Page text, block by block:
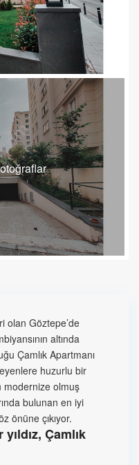
olan Göztepe’de
altında
Çamlık Apartmanı
huzurlu bir
modernize olmuş
bulunan en iyi
önüne çıkıyor.
Çamlık